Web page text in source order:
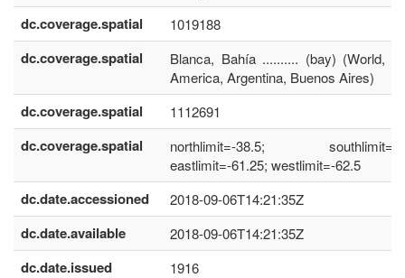
dc.coverage.spatial 1019188
dc.coverage.spatial
Blanca, Bahía .......... (bay) (World,
America, Argentina, Buenos Aires)
dc.coverage.spatial 1112691
dc.coverage.spatial
northlimit=-38.5; southlimit=-
eastlimit=-61.25; westlimit=-62.5
dc.date.accessioned 2018-09-06T14:21:35Z
dc.date.available 2018-09-06T14:21:35Z
dc.date.issued 1916